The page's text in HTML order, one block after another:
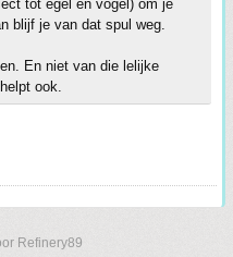
tot egel en vogel) om je
blijf je van dat spul weg.
En niet van die lelijke
ook.
Refinery89